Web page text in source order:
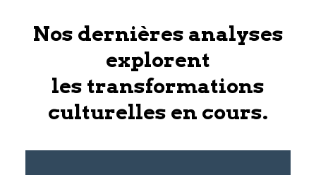
Nos dernières analyses
explorent
les transformations
culturelles en cours.